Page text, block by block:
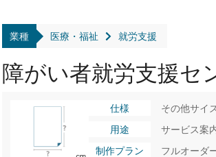
業種 医療・福祉 就労支援
障がい者就労支援セ
仕様
その他サイ
用途
サービス案
制作プラン
フルオーダ